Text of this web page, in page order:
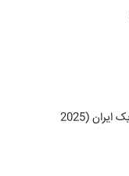
قهرمانی تیم نجوم و اختر فیزیک ایران (2025